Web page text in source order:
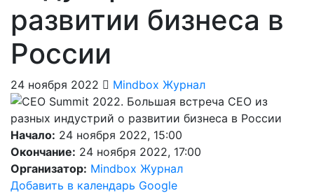
развитии бизнеса в
России
24 ноября 2022 Mindbox Журнал
Начало: 24 ноября 2022, 15:00
Окончание: 24 ноября 2022, 17:00
Организатор: Mindbox Журнал
Добавить в календарь Google